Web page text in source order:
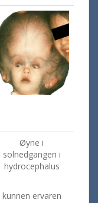
Øyne i
solnedgangen i
hydrocephalus
kunnen ervaren